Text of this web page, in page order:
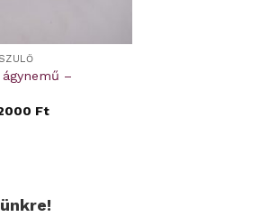
–
Ft